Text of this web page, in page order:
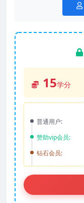
15学分
普通用户:
赞助vip会员:
钻石会员: